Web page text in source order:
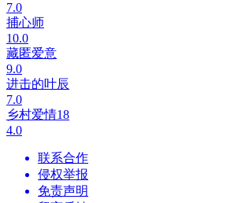
7.0
捕心师
10.0
藏匿爱意
9.0
进击的叶辰
7.0
乡村爱情18
4.0
联系合作
侵权举报
免责声明